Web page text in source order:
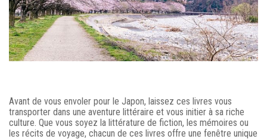
Avant de vous envoler pour le Japon, laissez ces livres vous
transporter dans une aventure littéraire et vous initier à sa riche
culture. Que vous soyez la littérature de fiction, les mémoires ou
les récits de voyage, chacun de ces livres offre une fenêtre unique